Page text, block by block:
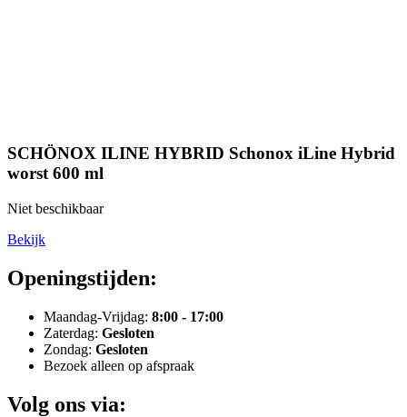
SCHÖNOX ILINE HYBRID Schonox iLine Hybrid
worst 600 ml
Niet beschikbaar
Bekijk
Openingstijden:
Maandag-Vrijdag: 8:00 - 17:00
Zaterdag: Gesloten
Zondag: Gesloten
Bezoek alleen op afspraak
Volg ons via: